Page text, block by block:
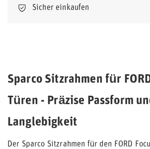
Sicher einkaufen
Sparco Sitzrahmen für
Türen - Präzise Passform
Langlebigkeit
Der Sparco Sitzrahmen für den FORD